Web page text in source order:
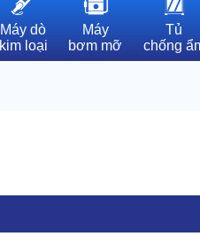
Máy dò
kim loại
Máy
bơm mỡ
Tủ
chống